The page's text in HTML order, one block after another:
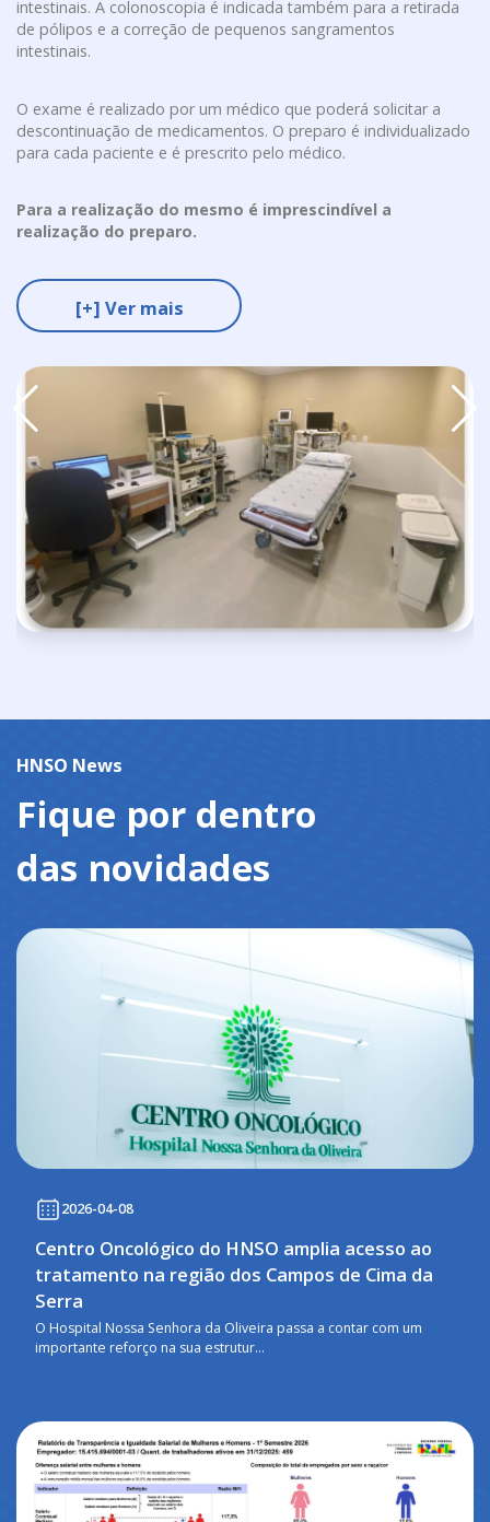
intestinais. A colonoscopia é indicada também para a retirada
de pólipos e a correção de pequenos sangramentos
intestinais.
O exame é realizado por um médico que poderá solicitar a
descontinuação de medicamentos. O preparo é individualizado
para cada paciente e é prescrito pelo médico.
Para a realização do mesmo é imprescindível a
realização do preparo.
[+] Ver mais
HNSO News
Fique por dentro
das novidades
2026-04-08
Centro Oncológico do HNSO amplia acesso ao
tratamento na região dos Campos de Cima da
Serra
O Hospital Nossa Senhora da Oliveira passa a contar com um
importante reforço na sua estrutur...